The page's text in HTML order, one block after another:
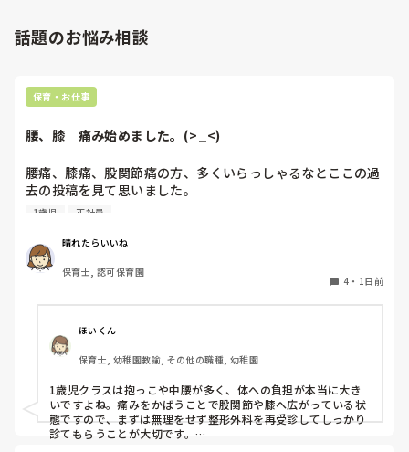
新入園児に限らず、在園児に対しても突き放すような言い方
をしたり脅し文句を使う主任や再任用の先生との保育観のズ
きっと2人からすれば、わたしは甘いと思われているし、在
園児でお調子者の子どもも、わたしに対して試し行動をして
します。
とメリハリをつけて保育することを目指しています。
長くなりましたが、新入園児の男の子が少しでも泣かずに安
心して過ごすためにはどのような援助がいいのでしょうか。
べきでしょうか。
話題のお悩み相談
保育・お仕事
腰、膝　痛み始めました。(>_<)
腰痛、膝痛、股関節痛の方、多くいらっしゃるなとここの過
去の投稿を見て思いました。
という私も、２週間前、初めて腰痛になりました。
右腰が痛くて、起き上がれない。
ようやく立てたら、しゃがめない。
驚きました。
通院して、コルセット、湿布、痛み止め、電気などで１週間
乗り切ったら
週末には、左が痛みだし、これも痛み止めや湿布で抑えて仕
事をしていたら、
1歳児 正社員
晴れたらいいね
保育士, 認可保育園
4 ・ 1日前
ほいくん
保育士, 幼稚園教諭, その他の職種, 幼稚園
1歳児クラスは抱っこや中腰が多く、体への負担が本当に大き
いですよね。痛みをかばうことで股関節や膝へ広がっている状
態ですので、まずは無理をせず整形外科を再受診してしっかり
診てもらうことが大切です。